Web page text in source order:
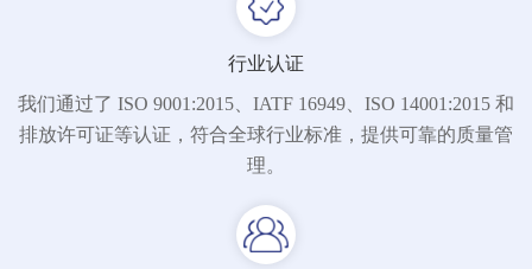
行业认证
我们通过了 ISO 9001:2015、IATF 16949、ISO 14001:2015 和
排放许可证等认证，符合全球行业标准，提供可靠的质量管
理。